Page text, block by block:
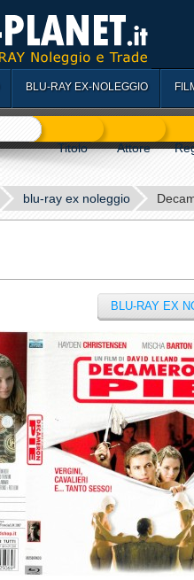
BLU-RAY EX-NOLEGGIO
blu-ray ex noleggio
BLU-RAY EX